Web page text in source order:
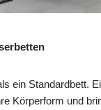
ein Standardbett.
Körperform und